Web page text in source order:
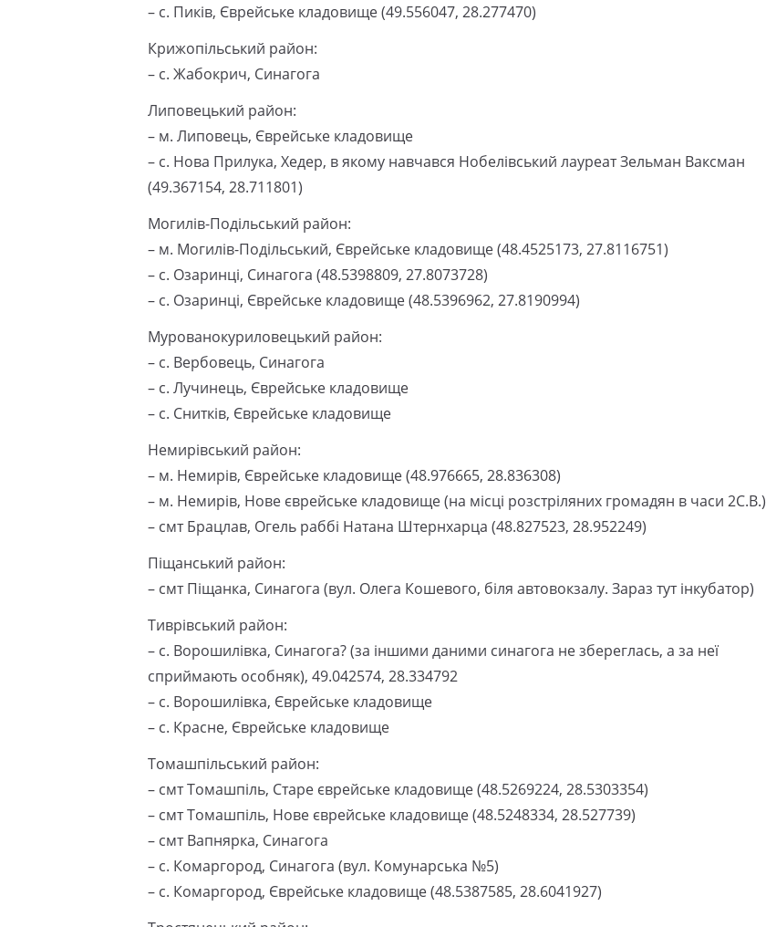
– с. Пиків, Єврейське кладовище (49.556047, 28.277470)
Крижопільський район:
– с. Жабокрич, Синагога
Липовецький район:
– м. Липовець, Єврейське кладовище
– с. Нова Прилука, Хедер, в якому навчався Нобелівський лауреат Зельман Ваксман
(49.367154, 28.711801)
Могилів-Подільський район:
– м. Могилів-Подільський, Єврейське кладовище (48.4525173, 27.8116751)
– с. Озаринці, Синагога (48.5398809, 27.8073728)
– с. Озаринці, Єврейське кладовище (48.5396962, 27.8190994)
Мурованокуриловецький район:
– с. Вербовець, Синагога
– с. Лучинець, Єврейське кладовище
– с. Снитків, Єврейське кладовище
Немирівський район:
– м. Немирів, Єврейське кладовище (48.976665, 28.836308)
– м. Немирів, Нове єврейське кладовище (на місці розстріляних громадян в часи 2С.В.)
– смт Брацлав, Огель раббі Натана Штернхарца (48.827523, 28.952249)
Піщанський район:
– смт Піщанка, Синагога (вул. Олега Кошевого, біля автовокзалу. Зараз тут інкубатор)
Тиврівський район:
– с. Ворошилівка, Синагога? (за іншими даними синагога не збереглась, а за неї
сприймають особняк), 49.042574, 28.334792
– с. Ворошилівка, Єврейське кладовище
– с. Красне, Єврейське кладовище
Томашпільський район:
– смт Томашпіль, Старе єврейське кладовище (48.5269224, 28.5303354)
– смт Томашпіль, Нове єврейське кладовище (48.5248334, 28.527739)
– смт Вапнярка, Синагога
– с. Комаргород, Синагога (вул. Комунарська №5)
– с. Комаргород, Єврейське кладовище (48.5387585, 28.6041927)